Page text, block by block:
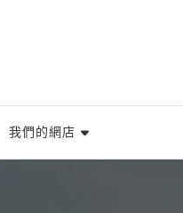
我們的網店